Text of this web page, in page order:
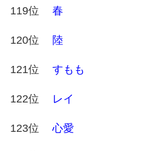
119位 春
120位 陸
121位 すもも
122位 レイ
123位 心愛